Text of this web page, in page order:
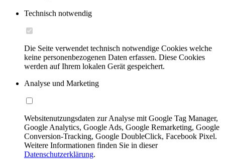
Technisch notwendig
Die Seite verwendet technisch notwendige Cookies welche
keine personenbezogenen Daten erfassen. Diese Cookies
werden auf Ihrem lokalen Gerät gespeichert.
Analyse und Marketing
Websitenutzungsdaten zur Analyse mit Google Tag Manager,
Google Analytics, Google Ads, Google Remarketing, Google
Conversion-Tracking, Google DoubleClick, Facebook Pixel.
Weitere Informationen finden Sie in dieser
Datenschutzerklärung.